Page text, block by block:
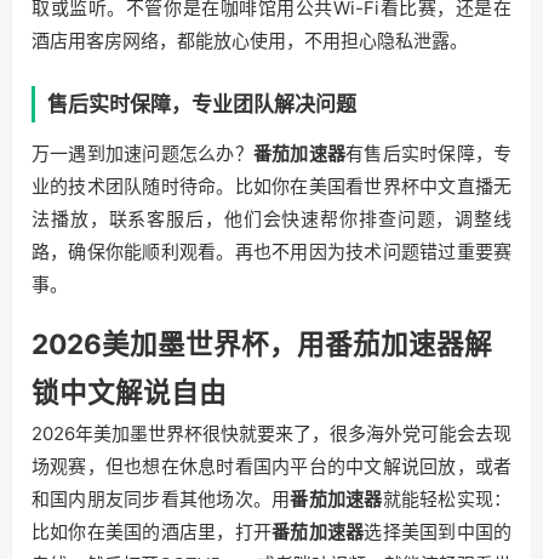
取或监听。不管你是在咖啡馆用公共Wi-Fi看比赛，还是在
酒店用客房网络，都能放心使用，不用担心隐私泄露。
售后实时保障，专业团队解决问题
万一遇到加速问题怎么办？ 番茄加速器有售后实时保障，专
业的技术团队随时待命。比如你在美国看世界杯中文直播无
法播放，联系客服后，他们会快速帮你排查问题，调整线
路，确保你能顺利观看。再也不用因为技术问题错过重要赛
事。
2026美加墨世界杯，用番茄加速器解
锁中文解说自由
2026年美加墨世界杯很快就要来了，很多海外党可能会去现
场观赛，但也想在休息时看国内平台的中文解说回放，或者
和国内朋友同步看其他场次。用番茄加速器就能轻松实现：
比如你在美国的酒店里，打开番茄加速器选择美国到中国的